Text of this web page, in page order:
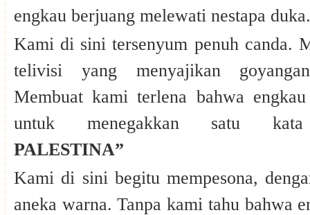
engkau berjuang melewati nestapa duka.
Kami di sini tersenyum penuh canda.
telivisi yang menyajikan
Membuat kami terlena bahwa
untuk menegakkan satu
PALESTINA”
Kami di sini begitu mempesona,
aneka warna. Tanpa kami tahu bahwa